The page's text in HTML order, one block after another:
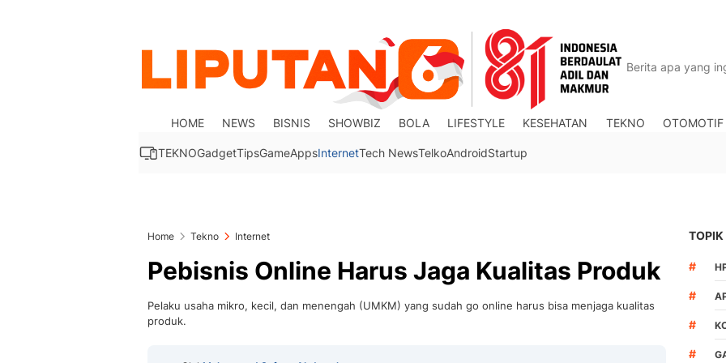
HOME NEWS BISNIS SHOWBIZ BOLA LIFESTYLE KESEHATAN TEKNO OTOMOTIF
TEKNOGadgetTipsGameAppsInternetTech NewsTelkoAndroidStartup
Home Tekno Internet
Pebisnis Online Harus Jaga Kualitas Produk
Pelaku usaha mikro, kecil, dan menengah (UMKM) yang sudah go online harus bisa menjaga kualitas
produk.
TOPIK
#
#
#
#